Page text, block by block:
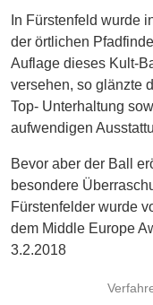
Energie
Schnöll
gfrogt
Zonen
Podcast
In Fürstenfeld wurde
der örtlichen
Auflage dieses Kult-
versehen, so glänzte
Top- Unterhaltung
aufwendigen
Bevor aber der Ball
besondere
Fürstenfelder wurde
dem Middle Europe
3.2.2018